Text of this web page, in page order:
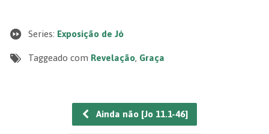
Series: Exposição de Jó
Taggeado com Revelação, Graça
Ainda não [Jo 11.1-46]